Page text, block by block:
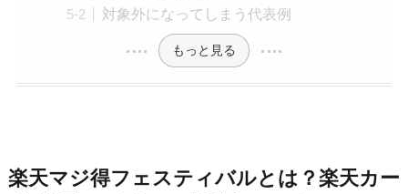
対象外になってしまう代表例
もっと見る
楽天マジ得フェスティバルとは？楽天カー